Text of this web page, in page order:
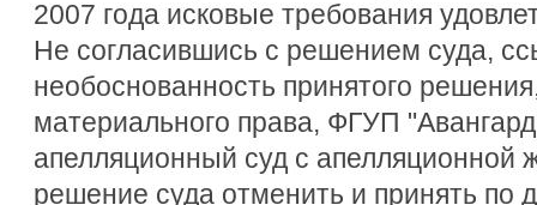
2007 года исковые требования
Не согласившись с решением суда,
необоснованность принятого
материального права, ФГУП
апелляционный суд с апелляционной
решение суда отменить и принять по